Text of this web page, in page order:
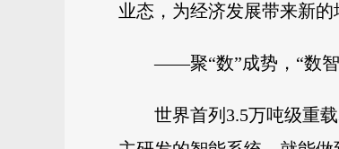
业态，为经济发展带来新的
——聚“数”成势，“数智
世界首列3.5万吨级重